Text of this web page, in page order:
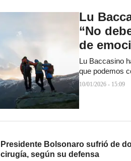
Lu
“No
de
Lu Baccasino
que podemos
10/01/2026 - 15:09
Presidente Bolsonaro sufrió de
cirugía, según su defensa